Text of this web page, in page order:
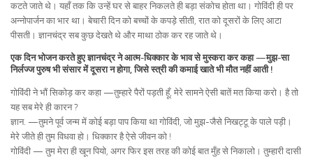
कटते जाते थे। यहाँ तक कि उन्हें घर से बाहर निकलते ही बड़ा संकोच होता था। गोविंदी ही पर
अन्नोपार्जन का भार था। बेचारी दिन को बच्चों के कपड़े सीती, रात को दूसरों के लिए आटा
पीसती। ज्ञानचंद्र सब कुछ देखते थे और माथा ठोक कर रह जाते थे।
एक दिन भोजन करते हुए ज्ञानचंद्र ने आत्म-धिक्कार के भाव से मुस्करा कर कहा —मुझ-सा
निर्लज्ज पुरुष भी संसार में दूसरा न होगा, जिसे स्त्री की कमाई खाते भी मौत नहीं आती !
गोविंदी ने भौं सिकोड़ कर कहा —तुम्हारे पैरों पड़ती हूँ, मेरे सामने ऐसी बातें मत किया करो। है तो
यह सब मेरे ही कारन ?
ज्ञान. —तुमने पूर्व जन्म में कोई बड़ा पाप किया था गोविंदी, जो मुझ-जैसे निखट्टू के पाले पड़ी।
मेरे जीते ही तुम विधवा हो। धिक्कार है ऐसे जीवन को !
गोविंदी — तुम मेरा ही खून पियो, अगर फिर इस तरह की कोई बात मुँह से निकालो। तुम्हारी दासी